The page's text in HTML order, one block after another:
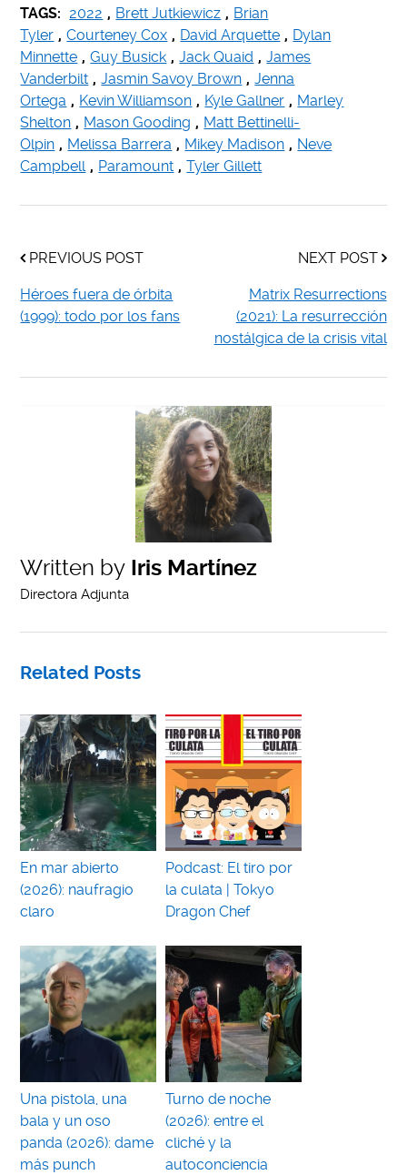
TAGS: 2022 , Brett Jutkiewicz , Brian
Tyler , Courteney Cox , David Arquette , Dylan
Minnette , Guy Busick , Jack Quaid , James
Vanderbilt , Jasmin Savoy Brown , Jenna
Ortega , Kevin Williamson , Kyle Gallner , Marley
Shelton , Mason Gooding , Matt Bettinelli-
Olpin , Melissa Barrera , Mikey Madison , Neve
Campbell , Paramount , Tyler Gillett
PREVIOUS POST
Héroes fuera de órbita
(1999): todo por los fans
NEXT POST
Matrix Resurrections
(2021): La resurrección
nostálgica de la crisis vital
Written by Iris Martínez
Directora Adjunta
Related Posts
En mar abierto
(2026): naufragio
claro
Podcast: El tiro por
la culata | Tokyo
Dragon Chef
Una pistola, una
bala y un oso
panda (2026): dame
más punch
Turno de noche
(2026): entre el
cliché y la
autoconciencia